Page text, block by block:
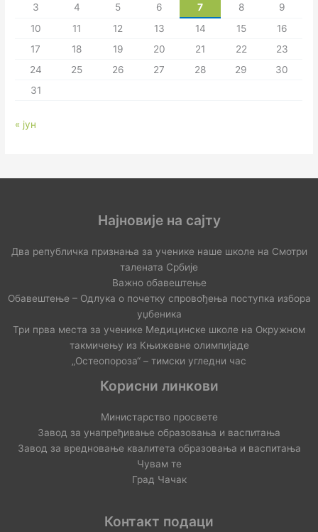
3
4 5 6 7 8
9
10
11 12 13 14 15
16
17
18 19 20 21 22
23
24
25 26 27 28 29
30
31
« јун
Најновије на сајту
Два републичка признања за ученике наше школе на Смотри
талената Србије
Важно обавештење
Обавештење – Одлука о почетку спровођења поступка избора
уџбеника
Три прва места за ученике Медицинске школе на Окружном
такмичењу из Књижевне олимпијаде
„Остеопороза“ – тимски угледни час
Корисни линкови
Министарство просвете
Завод за унапређивање образовања и васпитања
Завод за вредновање квалитета образовања и васпитања
Чувам те
Град Чачак
Контакт подаци